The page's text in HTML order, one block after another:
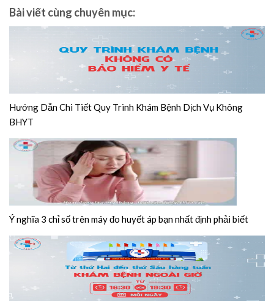
Bài viết cùng chuyên mục:
Hướng Dẫn Chi Tiết Quy Trình Khám Bệnh Dịch Vụ Không
BHYT
Ý nghĩa 3 chỉ số trên máy đo huyết áp bạn nhất định phải biết